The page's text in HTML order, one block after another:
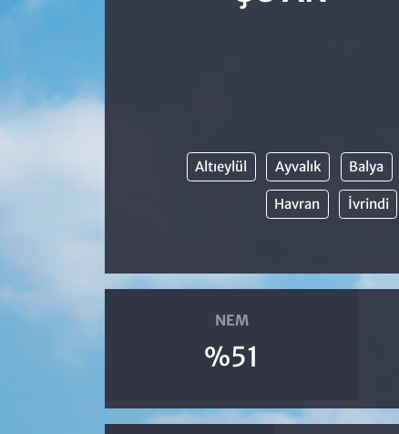
Altıeylül Ayvalık Balya
Havran İvrindi
NEM
%51